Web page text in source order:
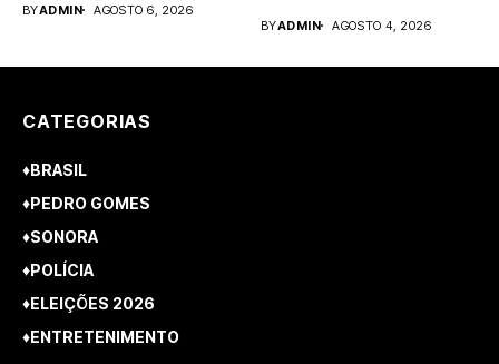
BYADMIN AGOSTO 6, 2026
BYADMIN AGOSTO 4, 2026
CATEGORIAS
♦BRASIL
♦PEDRO GOMES
♦SONORA
♦POLÍCIA
♦ELEIÇÕES 2026
♦ENTRETENIMENTO